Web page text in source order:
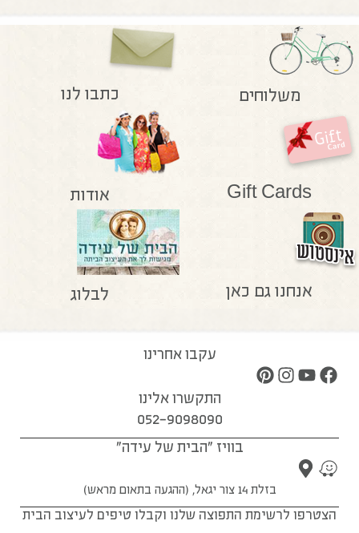
משלוחים כתבו לנו
Gift Cards אודות
אנחנו גם כאן לבלוג
עקבו אחרינו
התקשרו אלינו
052-9098090
בוויז "הבית של עידה"
בזלת 14 צור יגאל, (ההגעה בתאום מראש)
הצטרפו לרשימת התפוצה שלנו וקבלו טיפים לעיצוב הבית